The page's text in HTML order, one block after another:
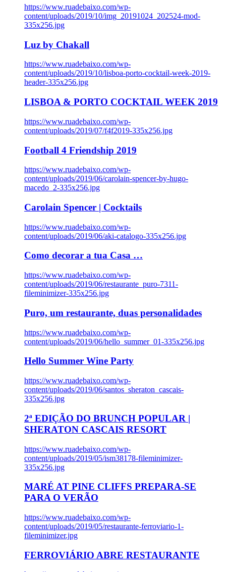
https://www.ruadebaixo.com/wp-
content/uploads/2019/10/img_20191024_202524-mod-
335x256.jpg
Luz by Chakall
https://www.ruadebaixo.com/wp-
content/uploads/2019/10/lisboa-porto-cocktail-week-2019-
header-335x256.jpg
LISBOA & PORTO COCKTAIL WEEK 2019
https://www.ruadebaixo.com/wp-
content/uploads/2019/07/f4f2019-335x256.jpg
Football 4 Friendship 2019
https://www.ruadebaixo.com/wp-
content/uploads/2019/06/carolain-spencer-by-hugo-
macedo_2-335x256.jpg
Carolain Spencer | Cocktails
https://www.ruadebaixo.com/wp-
content/uploads/2019/06/aki-catalogo-335x256.jpg
Como decorar a tua Casa …
https://www.ruadebaixo.com/wp-
content/uploads/2019/06/restaurante_puro-7311-
fileminimizer-335x256.jpg
Puro, um restaurante, duas personalidades
https://www.ruadebaixo.com/wp-
content/uploads/2019/06/hello_summer_01-335x256.jpg
Hello Summer Wine Party
https://www.ruadebaixo.com/wp-
content/uploads/2019/06/santos_sheraton_cascais-
335x256.jpg
2ª EDIÇÃO DO BRUNCH POPULAR |
SHERATON CASCAIS RESORT
https://www.ruadebaixo.com/wp-
content/uploads/2019/05/ism38178-fileminimizer-
335x256.jpg
MARÉ AT PINE CLIFFS PREPARA-SE
PARA O VERÃO
https://www.ruadebaixo.com/wp-
content/uploads/2019/05/restaurante-ferroviario-1-
fileminimizer.jpg
FERROVIÁRIO ABRE RESTAURANTE